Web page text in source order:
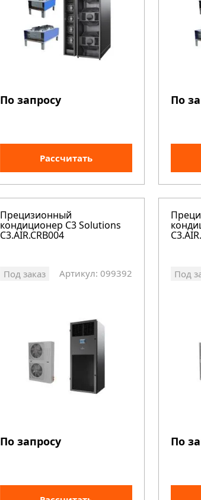
По запросу
Рассчитать
По
Прецизионный
кондиционер C3 Solutions
C3.AIR.CRB004
Под заказ Артикул: 099392
По запросу
Под
По